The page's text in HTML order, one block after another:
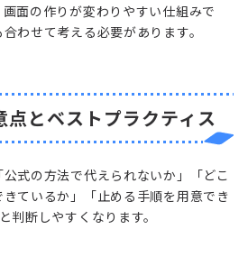
面の作りが変わりやすい仕組みで
わせて考える必要があります。
点とベストプラクティス
式の方法で代えられないか」「どこ
ているか」「止める手順を用意でき
判断しやすくなります。